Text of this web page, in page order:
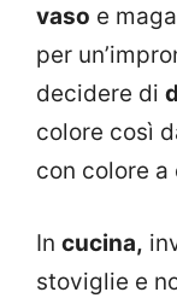
vaso e
per
decidere di
colore così
con colore a
In cucina,
stoviglie e